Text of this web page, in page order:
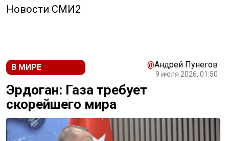
Новости СМИ2
В МИРЕ @Андрей Пунегов
9 июля 2026, 01:50
Эрдоган: Газа требует
скорейшего мира